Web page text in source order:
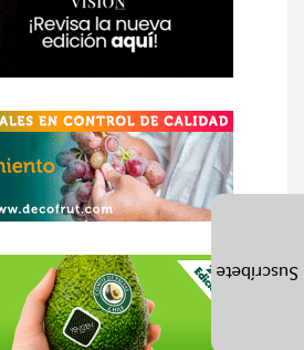
Suscríbete